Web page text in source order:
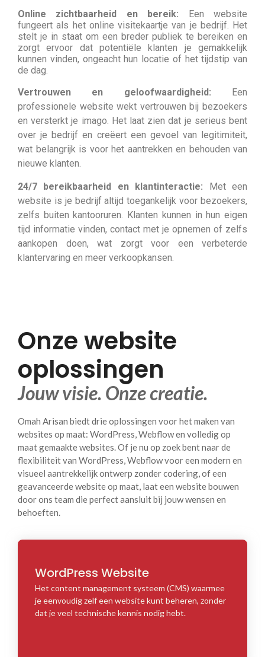
Online zichtbaarheid en bereik: Een website
fungeert als het online visitekaartje van je bedrijf. Het
stelt je in staat om een breder publiek te bereiken en
zorgt ervoor dat potentiële klanten je gemakkelijk
kunnen vinden, ongeacht hun locatie of het tijdstip van
de dag.
Vertrouwen en geloofwaardigheid: Een
professionele website wekt vertrouwen bij bezoekers
en versterkt je imago. Het laat zien dat je serieus bent
over je bedrijf en creëert een gevoel van legitimiteit,
wat belangrijk is voor het aantrekken en behouden van
nieuwe klanten.
24/7 bereikbaarheid en klantinteractie: Met een
website is je bedrijf altijd toegankelijk voor bezoekers,
zelfs buiten kantooruren. Klanten kunnen in hun eigen
tijd informatie vinden, contact met je opnemen of zelfs
aankopen doen, wat zorgt voor een verbeterde
klantervaring en meer verkoopkansen.
Onze website
oplossingen
Jouw visie. Onze creatie.
Omah Arisan biedt drie oplossingen voor het maken van
websites op maat: WordPress, Webflow en volledig op
maat gemaakte websites. Of je nu op zoek bent naar de
flexibiliteit van WordPress, Webflow voor een modern en
visueel aantrekkelijk ontwerp zonder codering, of een
geavanceerde website op maat, laat een website bouwen
door ons team die perfect aansluit bij jouw wensen en
behoeften.
WordPress Website
Het content management systeem (CMS) waarmee
je eenvoudig zelf een website kunt beheren, zonder
dat je veel technische kennis nodig hebt.